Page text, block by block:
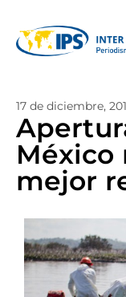
17 de diciembre,
México
mejor